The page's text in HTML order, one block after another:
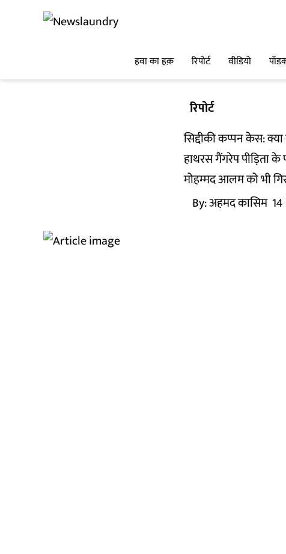
हवा का हक़ रिपोर्ट वीडियो
रिपोर्ट
सिद्दीकी कप्पन केस:
हाथरस गैंगरेप पीड़िता
मोहम्मद आलम को भी
By:अहमद कासिम